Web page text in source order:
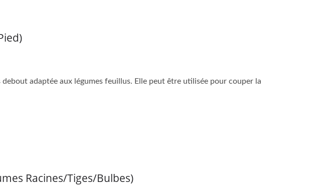
adaptée aux légumes feuillus. Elle peut être utilisée pour couper la
Racines/tiges/bulbes)